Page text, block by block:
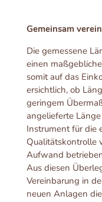
Gemeinsam
Die gemessene
einen
somit auf das
ersichtlich, ob
geringem
angelieferte
Instrument für die
Qualitätskontrolle
Aufwand
Aus diesen
Vereinbarung in
neuen Anlagen